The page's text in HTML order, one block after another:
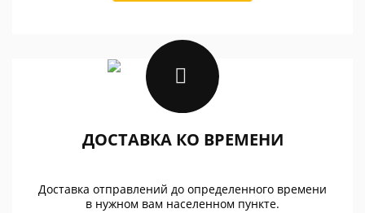
ДОСТАВКА КО ВРЕМЕНИ
Доставка отправлений до определенного времени
в нужном вам населенном пункте.